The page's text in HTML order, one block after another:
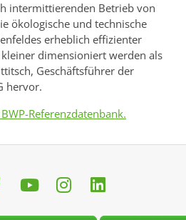
intermittierenden Betrieb von
ökologische und technische
erheblich effizienter
dimensioniert werden als
Geschäftsführer der
hervor.
Referenzdatenbank.